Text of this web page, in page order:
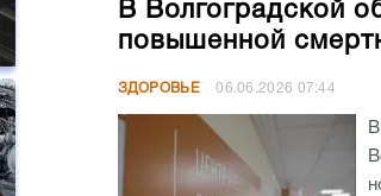
В Волгоградской
повышенной
ЗДОРОВЬЕ 06.06.2026 07:44